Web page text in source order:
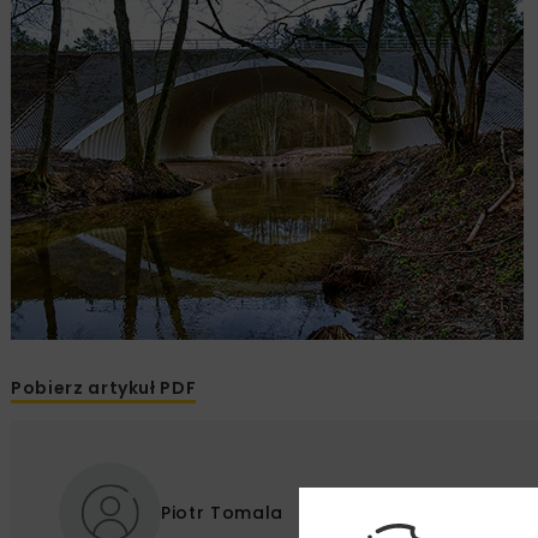
Pobierz artykuł PDF
Piotr Tomala